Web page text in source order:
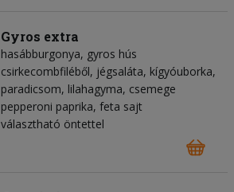
Gyros extra
hasábburgonya, gyros hús
csirkecombfiléből, jégsaláta, kígyóuborka,
paradicsom, lilahagyma, csemege
pepperoni paprika, feta sajt
választható öntettel